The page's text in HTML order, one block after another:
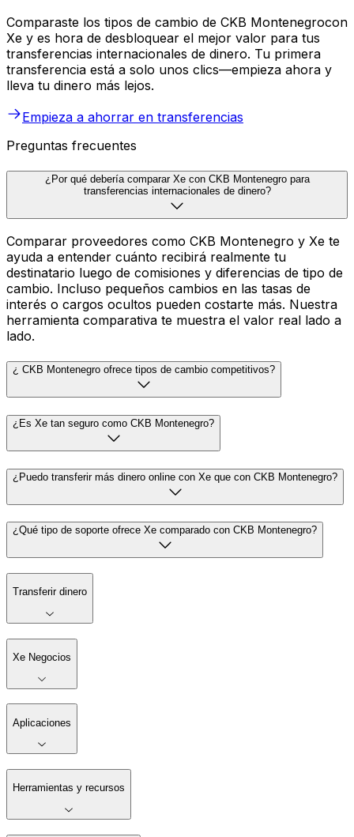
Comparaste los tipos de cambio de CKB Montenegrocon
Xe y es hora de desbloquear el mejor valor para tus
transferencias internacionales de dinero. Tu primera
transferencia está a solo unos clics—empieza ahora y
lleva tu dinero más lejos.
Empieza a ahorrar en transferencias
Preguntas frecuentes
¿Por qué debería comparar Xe con CKB Montenegro para
transferencias internacionales de dinero?
Comparar proveedores como CKB Montenegro y Xe te
ayuda a entender cuánto recibirá realmente tu
destinatario luego de comisiones y diferencias de tipo de
cambio. Incluso pequeños cambios en las tasas de
interés o cargos ocultos pueden costarte más. Nuestra
herramienta comparativa te muestra el valor real lado a
lado.
¿ CKB Montenegro ofrece tipos de cambio competitivos?
¿Es Xe tan seguro como CKB Montenegro?
¿Puedo transferir más dinero online con Xe que con CKB Montenegro?
¿Qué tipo de soporte ofrece Xe comparado con CKB Montenegro?
Transferir dinero
Xe Negocios
Aplicaciones
Herramientas y recursos